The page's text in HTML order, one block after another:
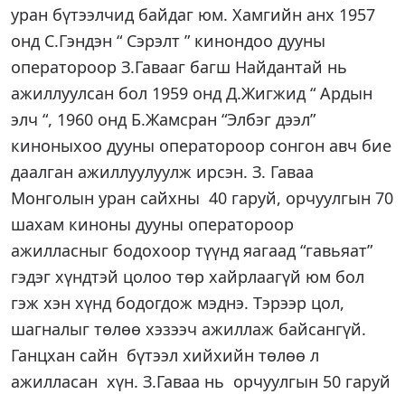
уран бүтээлчид байдаг юм. Хамгийн анх 1957
онд С.Гэндэн “ Сэрэлт ” кинондоо дууны
оператороор З.Гавааг багш Найдантай нь
ажиллуулсан бол 1959 онд Д.Жигжид “ Ардын
элч “, 1960 онд Б.Жамсран “Элбэг дээл”
киноныхоо дууны оператороор сонгон авч бие
даалган ажиллуулуулж ирсэн. З. Гаваа
Монголын уран сайхны 40 гаруй, орчуулгын 70
шахам киноны дууны оператороор
ажилласныг бодохоор түүнд яагаад “гавьяат”
гэдэг хүндтэй цолоо төр хайрлаагүй юм бол
гэж хэн хүнд бодогдож мэднэ. Тэрээр цол,
шагналыг төлөө хэзээч ажиллаж байсангүй.
Ганцхан сайн бүтээл хийхийн төлөө л
ажилласан хүн. З.Гаваа нь орчуулгын 50 гаруй